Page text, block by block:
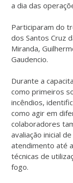
a dia das
Participaram do
dos Santos Cruz
Miranda,
Gaudencio.
Durante a
como primeiros
incêndios,
como agir em
colaboradores
avaliação inicial
atendimento até
técnicas de
fogo.